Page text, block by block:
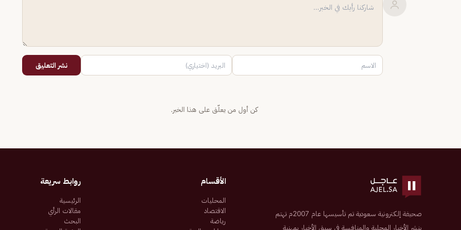
نشر التعليق
كن أول من يعلّق على هذا الخبر.
صحيفة إلكترونية سعودية تم تأسيسها عام 2007م تهتم
بنشر الأخبار المحلية والمنافسة في سبق الأخبار بمهنية
الأقسام
المحليات
الاقتصاد
رياضة
روابط سريعة
الرئيسية
مقالات الرأي
البحث